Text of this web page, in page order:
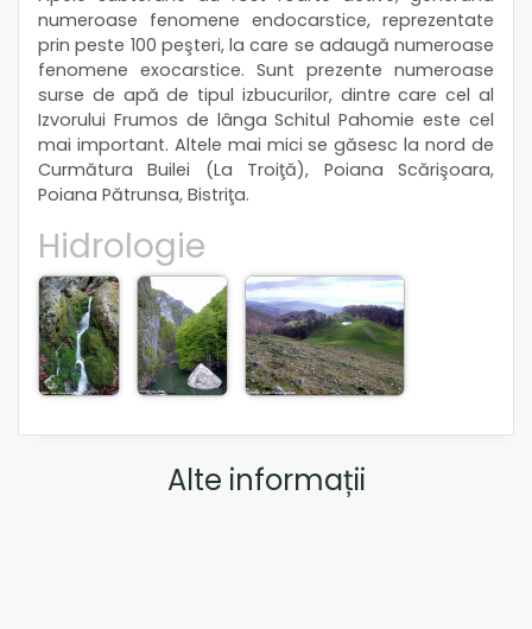
numeroase fenomene endocarstice, reprezentate
prin peste 100 peşteri, la care se adaugă numeroase
fenomene exocarstice. Sunt prezente numeroase
surse de apă de tipul izbucurilor, dintre care cel al
Izvorului Frumos de lânga Schitul Pahomie este cel
mai important. Altele mai mici se găsesc la nord de
Curmătura Builei (La Troiţă), Poiana Scărişoara,
Poiana Pătrunsa, Bistriţa.
Hidrologie
Alte informații